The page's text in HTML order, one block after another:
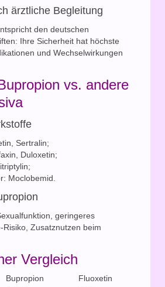
ärztliche Begleitung
den deutschen
Ihre Sicherheit hat höchste
und Wechselwirkungen
vs. andere
Sertralin;
Duloxetin;
Moclobemid.
geringeres
Risiko, Zusatznutzen beim
Vergleich
Bupropion
Fluoxetin